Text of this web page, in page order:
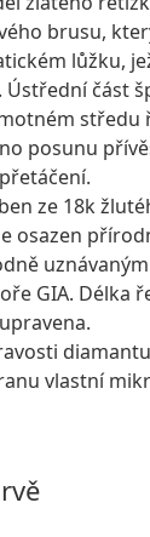
brusu,
lůžku,
část
středu
posunu
ze 18k
osazen
GIA. Délka
vlastní